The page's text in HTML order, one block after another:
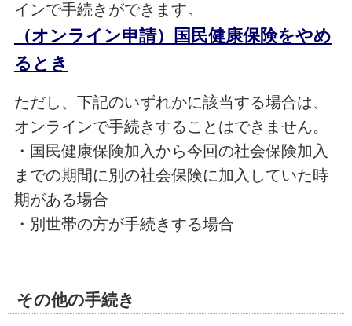
インで手続きができます。
（オンライン申請）国民健康保険をやめ
るとき
ただし、下記のいずれかに該当する場合は、
オンラインで手続きすることはできません。
・国民健康保険加入から今回の社会保険加入
までの期間に別の社会保険に加入していた時
期がある場合
・別世帯の方が手続きする場合
その他の手続き